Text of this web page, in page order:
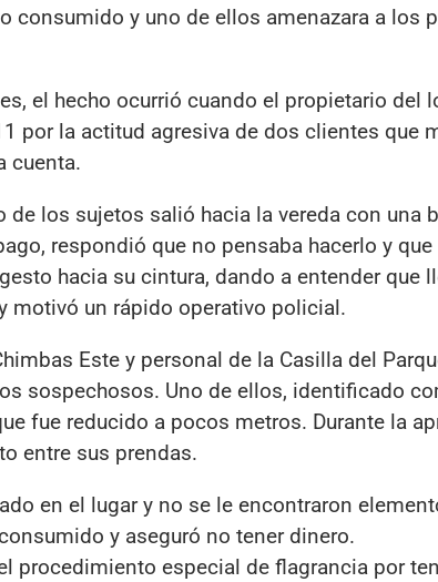
consumido y uno de ellos amenazara a los
el hecho ocurrió cuando el propietario del
por la actitud agresiva de dos clientes que
cuenta.
de los sujetos salió hacia la vereda con una
respondió que no pensaba hacerlo y
hacia su cintura, dando a entender que
motivó un rápido operativo policial.
Este y personal de la Casilla del
sospechosos. Uno de ellos, identificado
fue reducido a pocos metros. Durante la
entre sus prendas.
en el lugar y no se le encontraron
y aseguró no tener dinero.
procedimiento especial de flagrancia por